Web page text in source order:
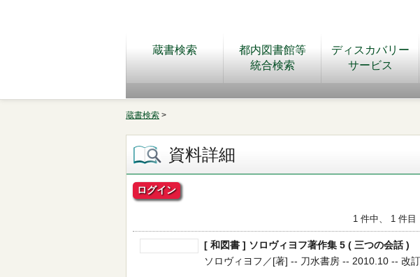
蔵書検索
都内図書館等
統合検索
ディスカバリー
サービス
蔵書検索 >
資料詳細
ログイン
1 件中、 1 件目
[ 和図書 ] ソロヴィヨフ著作集 5 ( 三つの会話 )
ソロヴィヨフ／[著] -- 刀水書房 -- 2010.10 -- 改